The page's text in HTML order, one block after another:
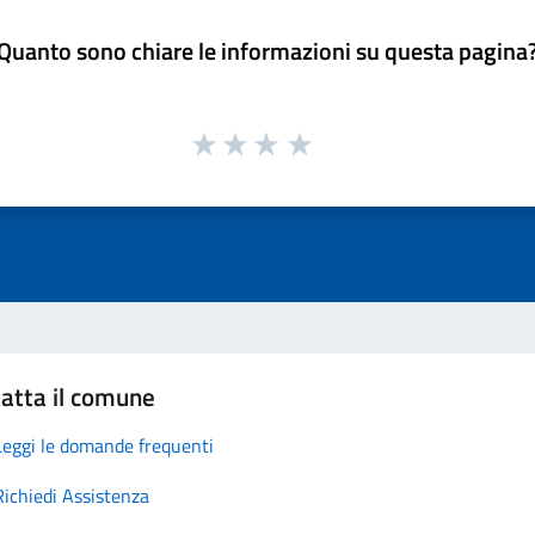
sono chiare le informazioni su questa
il comune
le domande frequenti
Assistenza